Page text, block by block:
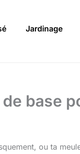
Jardinage
base
ou ta